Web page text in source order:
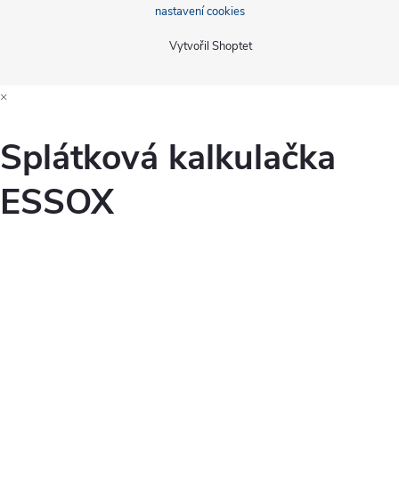
Vytvořil Shoptet
nastavení cookies
×
Splátková kalkulačka
ESSOX